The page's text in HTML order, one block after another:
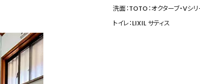
洗面：TOTO：オクターブ・Vシ
トイレ：LIXIL サティス